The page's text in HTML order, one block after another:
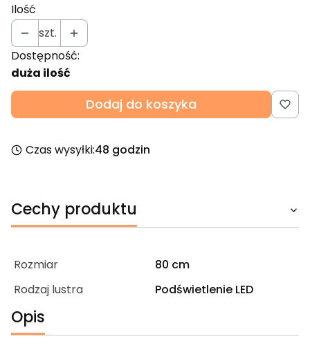
Ilość
szt.
Dostępność:
duża ilość
Dodaj do koszyka
Czas wysyłki:48 godzin
Cechy produktu
Rozmiar
80 cm
Rodzaj lustra
Podświetlenie LED
Opis